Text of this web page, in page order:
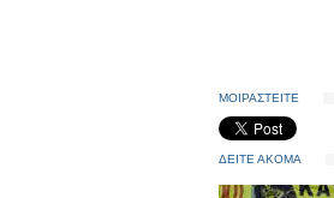
ΜΟΙΡΑΣΤΕΙΤΕ
ΔΕΙΤΕ ΑΚΟΜΑ